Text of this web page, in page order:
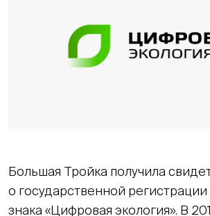
Большая Тройка получила
о государственной регистрации
знака «Цифровая экология». В